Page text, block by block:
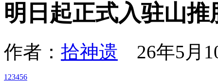
明日起正式入驻山
作者： 拾神遗 26年5月
1 23456